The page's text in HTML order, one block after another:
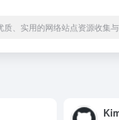
、实用的网络站点资源收集与